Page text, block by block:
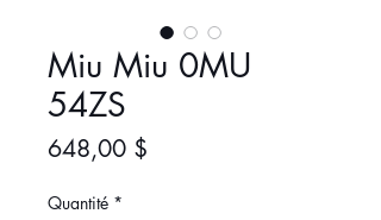
Miu Miu 0MU
54ZS
648,00 $
Quantité *